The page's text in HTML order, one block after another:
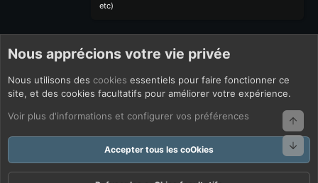
etc)
Nous apprécions votre vie privée
Nous utilisons des cookies essentiels pour faire fonctionner ce
site, et des cookies facultatifs pour améliorer votre expérience.
Voir plus d'informations et configurer vos préférences
Accepter tous les coOkies